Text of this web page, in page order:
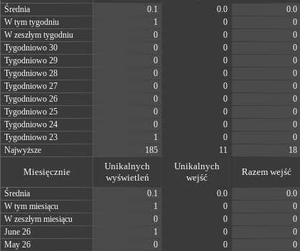
Średnia 0.1 0.0 0.0
W tym tygodniu
1 0 0
W zeszłym tygodniu
0 0 0
Tygodniowo 30
0 0 0
Tygodniowo 29
0 0 0
Tygodniowo 28
0 0 0
Tygodniowo 27
0 0 0
Tygodniowo 26
0 0 0
Tygodniowo 25
0 0 0
Tygodniowo 24
0 0 0
Tygodniowo 23
1 0 0
Najwyższe
185 11 18
Miesięcznie
Unikalnych
wyświetleń
Unikalnych
wejść
Razem wejść
Średnia 0.1 0.0 0.0
W tym miesiącu
1 0 0
W zeszłym miesiącu
0 0 0
June 26
1 0 0
May 26
0 0 0